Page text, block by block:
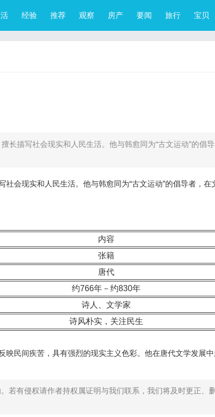
经验 推荐 观察 房产 要闻 旅行 宝贝
长描写社会现实和人民生活。他与韩愈同为“古文运动”的倡
会现实和人民生活。他与韩愈同为“古文运动”的倡导者，在
内容
张籍
唐代
约766年－约830年
诗人、文学家
诗风朴实，关注民生
映民间疾苦，具有强烈的现实主义色彩。他在唐代文学发展
若有侵权请作者持权属证明与我们联系，我们将及时更正、